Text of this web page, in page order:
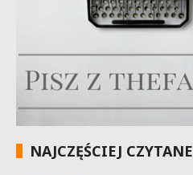
NAJCZĘŚCIEJ CZYTANE